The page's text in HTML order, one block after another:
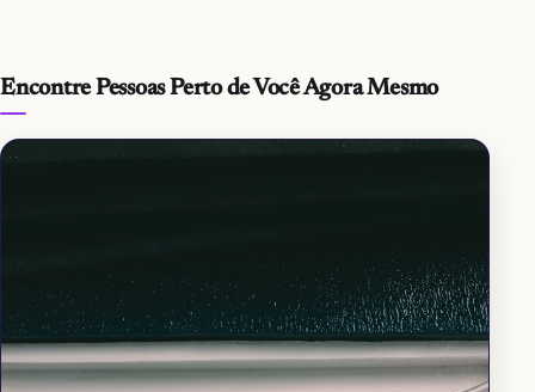
Encontre Pessoas Perto de Você Agora Mesmo